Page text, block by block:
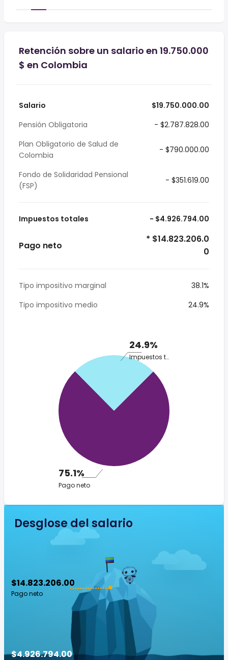
Retención sobre un salario en 19.750.000
$ en Colombia
Salario
$19.750.000.00
Pensión Obligatoria
- $2.787.828.00
Plan Obligatorio de Salud de
Colombia
- $790.000.00
Fondo de Solidaridad Pensional
(FSP)
- $351.619.00
Impuestos totales - $4.926.794.00
Pago neto
* $14.823.206.0
0
Tipo impositivo marginal
38.1%
Tipo impositivo medio
24.9%
24.9%
Impuestos totales
75.1%
Pago neto
Desglose del salario
$14.823.206.00
Pago neto
$4.926.794.00